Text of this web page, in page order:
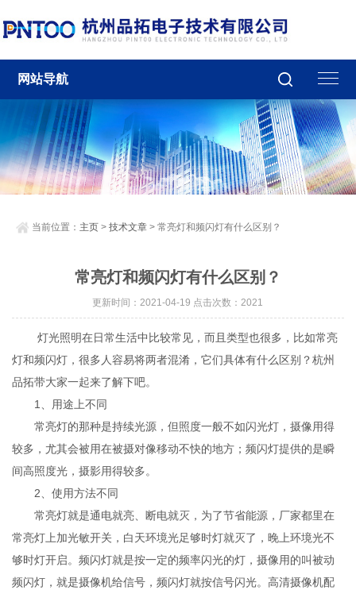
网站导航
当前位置： 主页 >技术文章 > 常亮灯和频闪灯有什么区别？
常亮灯和频闪灯有什么区别？
更新时间：2021-04-19 点击次数：2021
灯光照明在日常生活中比较常见，而且类型也很多，比如常亮
灯和频闪灯，很多人容易将两者混淆，它们具体有什么区别？杭州
品拓带大家一起来了解下吧。
1、用途上不同
常亮灯的那种是持续光源，但照度一般不如闪光灯，摄像用得
较多，尤其会被用在被摄对像移动不快的地方；频闪灯提供的是瞬
间高照度光，摄影用得较多。
2、使用方法不同
常亮灯就是通电就亮、断电就灭，为了节省能源，厂家都里在
常亮灯上加光敏开关，白天环境光足够时灯就灭了，晚上环境光不
够时灯开启。频闪灯就是按一定的频率闪光的灯，摄像用的叫被动
频闪灯，就是摄像机给信号，频闪灯就按信号闪光。高清摄像机配